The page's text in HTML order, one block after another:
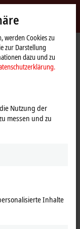
und passen die
Inhalt von
unsere
werden Cookies zu
zur Darstellung
dazu und zu
Nutzung der
messen und zu
Inhalte